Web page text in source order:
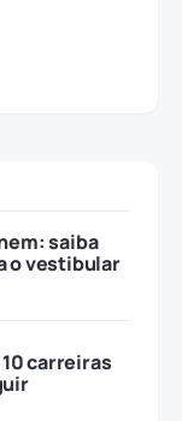
saiba
o vestibular
carreiras